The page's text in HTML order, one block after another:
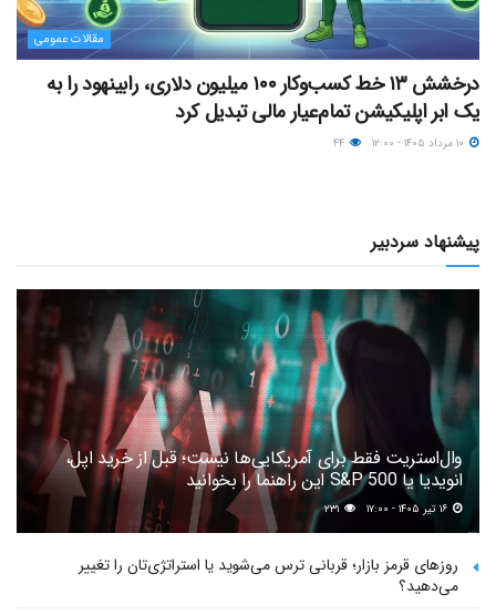
مقالات عمومی
درخشش ۱۳ خط کسب‌وکار ۱۰۰ میلیون دلاری، رابینهود را به
یک ابر اپلیکیشن تمام‌عیار مالی تبدیل کرد
پیشنهاد سردبیر
وال‌استریت فقط برای آمریکایی‌ها نیست؛ قبل از خرید اپل،
انویدیا یا S&P 500 این راهنما را بخوانید
۲۳۱
روزهای قرمز بازار؛ قربانی ترس می‌شوید یا استراتژی‌تان را تغییر
می‌دهید؟